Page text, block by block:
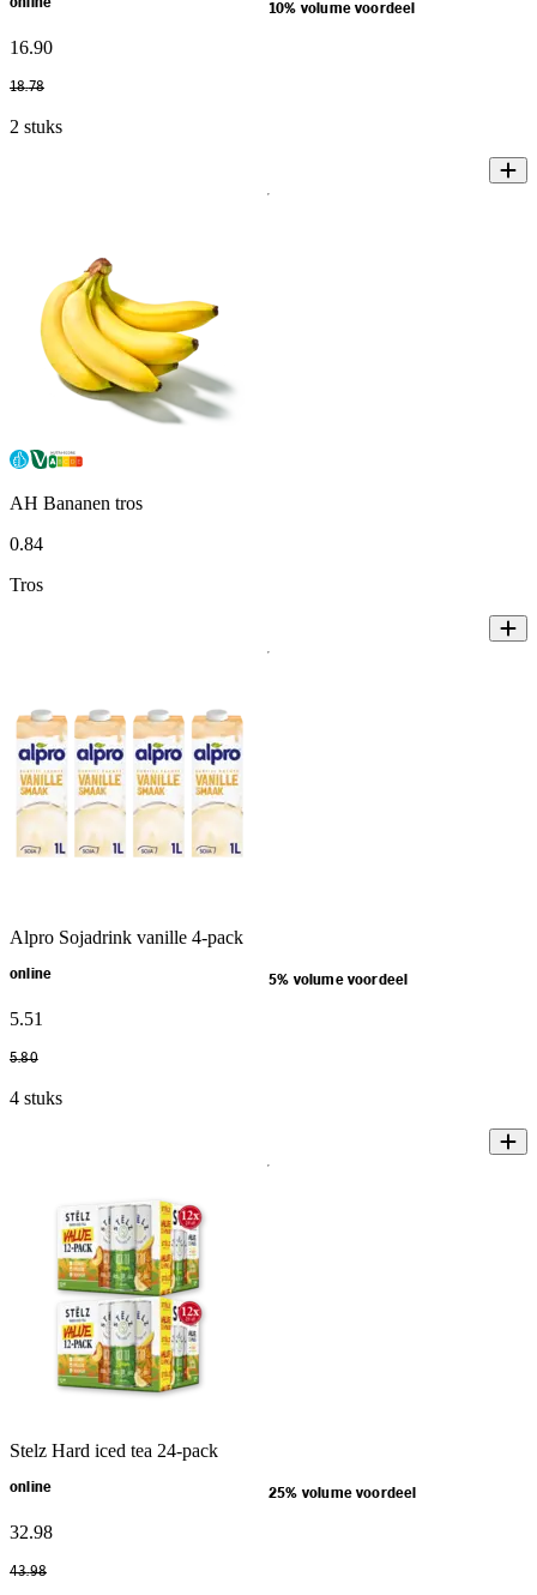
online 10% volume voordeel
16.90
18.78
2 stuks
AH Bananen tros
0.84
Tros
Alpro Sojadrink vanille 4-pack
online 5% volume voordeel
5.51
5.80
4 stuks
Stelz Hard iced tea 24-pack
online 25% volume voordeel
32.98
43.98